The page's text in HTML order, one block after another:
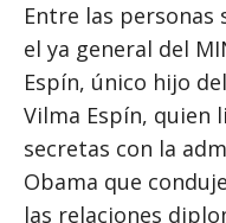
Entre las personas
el ya general del
Espín, único hijo
Vilma Espín, quien
secretas con la
Obama que
las relaciones